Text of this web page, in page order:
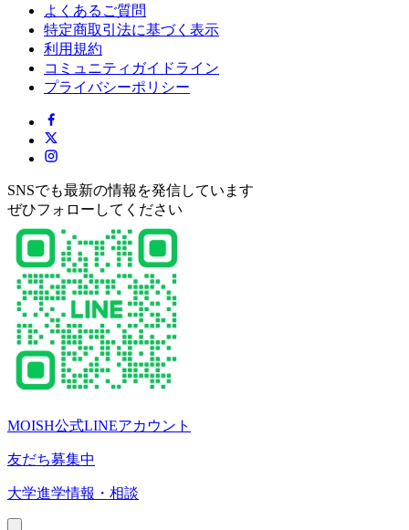
よくあるご質問
特定商取引法に基づく表示
利用規約
コミュニティガイドライン
プライバシーポリシー
SNSでも最新の情報を発信しています
ぜひフォローしてください
MOISH公式LINEアカウント
友だち募集中
大学進学情報・相談